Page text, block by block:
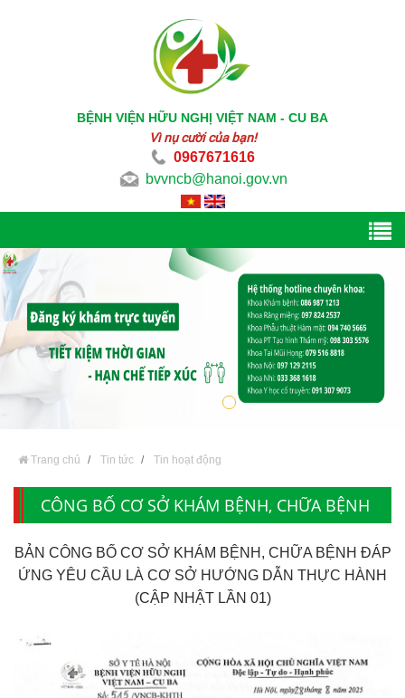
BỆNH VIỆN HỮU NGHỊ VIỆT NAM - CU BA
Vì nụ cười của bạn!
0967671616
bvvncb@hanoi.gov.vn
Trang chủ Tin tức Tin hoạt động
CÔNG BỐ CƠ SỞ KHÁM BỆNH, CHỮA BỆNH
ĐÁP ỨNG YÊU CẦU LÀ CƠ SỞ HƯỚNG DẪN
THỰC HÀNH (CẬP NHẬT LẦN 01)
BẢN CÔNG BỐ CƠ SỞ KHÁM BỆNH, CHỮA BỆNH ĐÁP
ỨNG YÊU CẦU LÀ CƠ SỞ HƯỚNG DẪN THỰC HÀNH
(CẬP NHẬT LẦN 01)